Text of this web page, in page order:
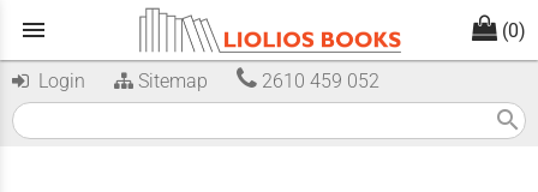
menu (0)
Login Sitemap 2610 459 052
search